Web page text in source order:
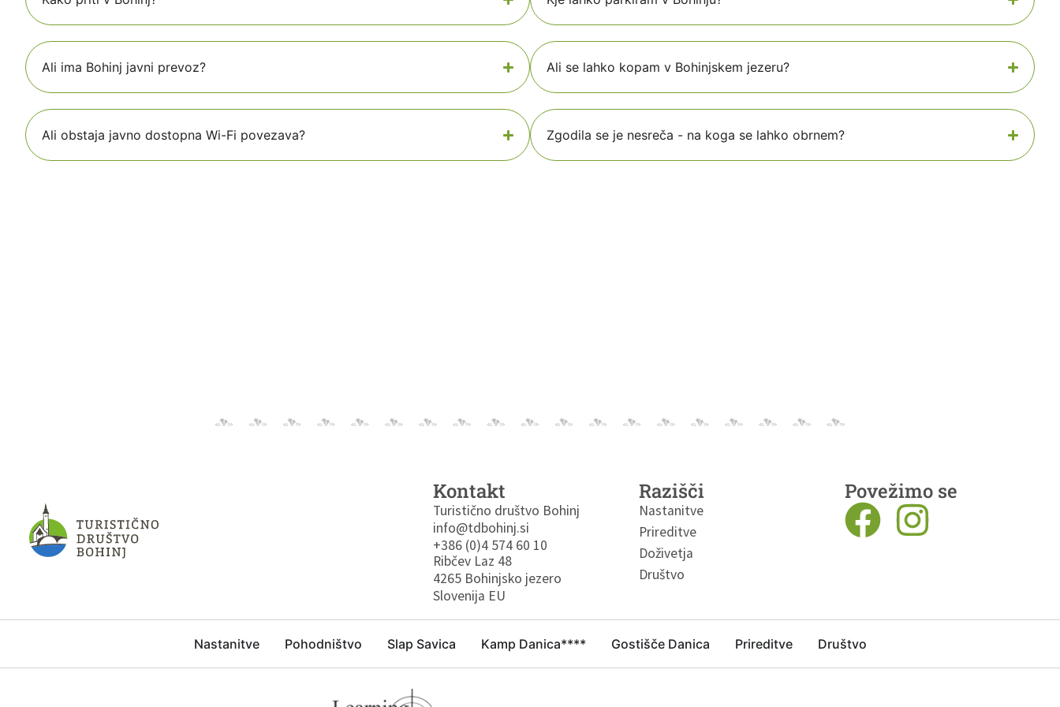
Ali ima Bohinj javni prevoz?
Ali obstaja javno dostopna Wi-Fi povezava?
Ali se lahko kopam v Bohinjskem jezeru?
Zgodila se je nesreča - na koga se lahko obrnem?
Kontakt
Turistično društvo Bohinj
info@tdbohinj.si
+386 (0)4 574 60 10
Ribčev Laz 48
4265 Bohinjsko jezero
Slovenija EU
Razišči
Nastanitve
Prireditve
Doživetja
Društvo
Povežimo se
Nastanitve Pohodništvo Slap Savica Kamp Danica**** Gostišče Danica Prireditve Društvo